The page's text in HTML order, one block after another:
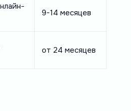
9-14 месяцев
от 24 месяцев